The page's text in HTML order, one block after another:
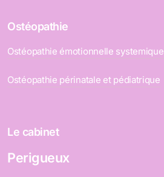
Ostéopathie
Ostéopathie émotionnelle systemique
Ostéopathie périnatale et pédiatrique
Le cabinet
Perigueux